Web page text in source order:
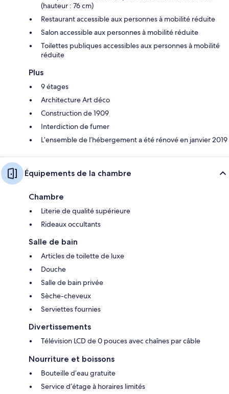
(hauteur : 76 cm)
Restaurant accessible aux personnes à mobilité réduite
Salon accessible aux personnes à mobilité réduite
Toilettes publiques accessibles aux personnes à mobilité
réduite
Plus
9 étages
Architecture Art déco
Construction de 1909
Interdiction de fumer
L’ensemble de l’hébergement a été rénové en janvier 2019
Équipements de la chambre
Chambre
Literie de qualité supérieure
Rideaux occultants
Salle de bain
Articles de toilette de luxe
Douche
Salle de bain privée
Sèche-cheveux
Serviettes fournies
Divertissements
Télévision LCD de 0 pouces avec chaînes par câble
Nourriture et boissons
Bouteille d’eau gratuite
Service d’étage à horaires limités